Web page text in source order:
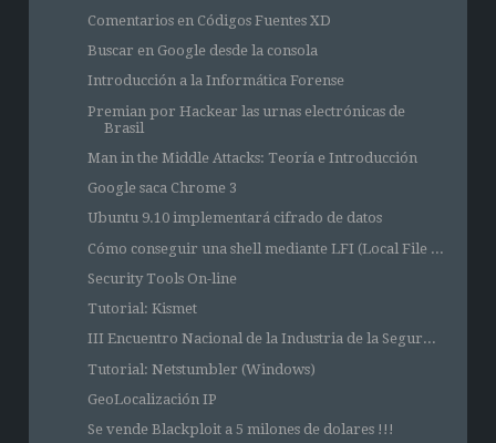
Comentarios en Códigos Fuentes XD
Buscar en Google desde la consola
Introducción a la Informática Forense
Premian por Hackear las urnas electrónicas de
Brasil
Man in the Middle Attacks: Teoría e Introducción
Google saca Chrome 3
Ubuntu 9.10 implementará cifrado de datos
Cómo conseguir una shell mediante LFI (Local File ...
Security Tools On-line
Tutorial: Kismet
III Encuentro Nacional de la Industria de la Segur...
Tutorial: Netstumbler (Windows)
GeoLocalización IP
Se vende Blackploit a 5 milones de dolares !!!